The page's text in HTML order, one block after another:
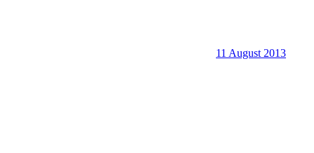
11 August 2013